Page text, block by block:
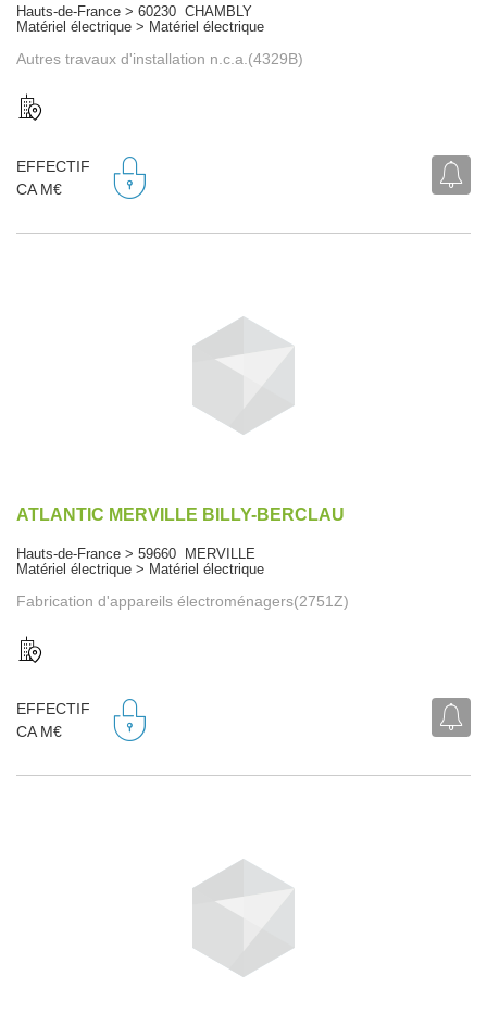
Hauts-de-France > 60230 CHAMBLY
Matériel électrique > Matériel électrique
Autres travaux d'installation n.c.a.(4329B)
EFFECTIF
CA M€
ATLANTIC MERVILLE BILLY-BERCLAU
Hauts-de-France > 59660 MERVILLE
Matériel électrique > Matériel électrique
Fabrication d'appareils électroménagers(2751Z)
EFFECTIF
CA M€